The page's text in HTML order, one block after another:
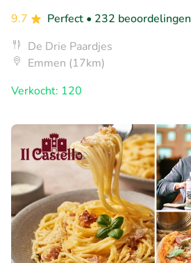
9.7
Perfect • 232 beoordelingen
De Drie Paardjes
Emmen (17km)
Verkocht: 120